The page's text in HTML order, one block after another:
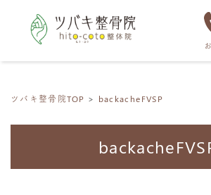
ツバキ整骨院TOP backacheFVSP